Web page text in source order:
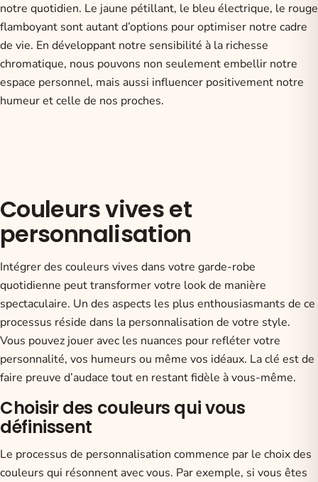
notre quotidien. Le jaune pétillant, le bleu électrique, le rouge
flamboyant sont autant d’options pour optimiser notre cadre
de vie. En développant notre sensibilité à la richesse
chromatique, nous pouvons non seulement embellir notre
espace personnel, mais aussi influencer positivement notre
humeur et celle de nos proches.
Couleurs vives et
personnalisation
Intégrer des couleurs vives dans votre garde-robe
quotidienne peut transformer votre look de manière
spectaculaire. Un des aspects les plus enthousiasmants de ce
processus réside dans la personnalisation de votre style.
Vous pouvez jouer avec les nuances pour refléter votre
personnalité, vos humeurs ou même vos idéaux. La clé est de
faire preuve d’audace tout en restant fidèle à vous-même.
Choisir des couleurs qui vous
définissent
Le processus de personnalisation commence par le choix des
couleurs qui résonnent avec vous. Par exemple, si vous êtes